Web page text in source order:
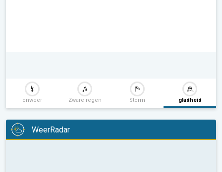
onweer Zware regen Storm gladheid
WeerRadar